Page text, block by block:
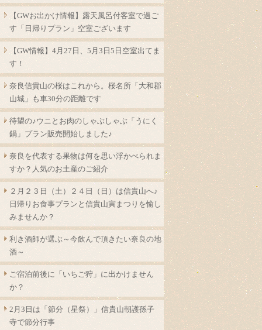
【GWお出かけ情報】露天風呂付客室で過ご
す「日帰りプラン」空室ございます
【GW情報】4月27日、5月3日5日空室出てま
す！
奈良信貴山の桜はこれから。桜名所「大和郡
山城」も車30分の距離です
待望の♪ウニとお肉のしゃぶしゃぶ「うにく
鍋」プラン販売開始しました♪
奈良を代表する果物は何を思い浮かべられま
すか？人気のお土産のご紹介
２月２３日（土）２４日（日）は信貴山へ♪
日帰りお食事プランと信貴山寅まつりを愉し
みませんか？
利き酒師が選ぶ～今飲んで頂きたい奈良の地
酒～
ご宿泊前後に「いちご狩」に出かけません
か？
2月3日は「節分（星祭）」信貴山朝護孫子
寺で節分行事